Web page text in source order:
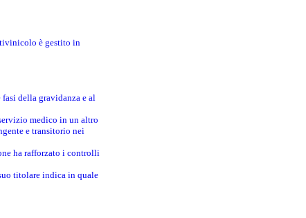
è gestito in
della gravidanza e al
medico in un altro
e transitorio nei
ha rafforzato i controlli
titolare indica in quale